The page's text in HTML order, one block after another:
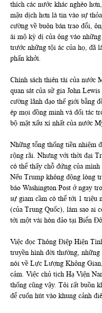
thích các nước khác nghèo
mậu dịch hơn là tin vào sự
cường về buôn bán trao đổi,
ái mộ kỳ dị của ông vào
trước những tội ác của họ, đã
phấn khởi.
Chính sách thiên tài của nước
quan sát của sử gia John
cường lãnh đạo thế giới bằng
ép mọi đồng minh và đối tác
bộ mặt xấu xí nhất của nước
Những tổng thống tiền nhiệm
rộng rãi. Nhưng với thời đại
có thể thấy chỗ đứng của
Nếu Trump không động lòng
báo Washington Post ở ngay
sự giam cầm có thể tới 1 triệu
(của Trung Quốc), làm sao ai
tới một vài hòn đảo tại Biển
Việc đọc Thông Điệp Hiện
truyền hình đời thường,
nói về Lực Lượng Không
cảm. Việc chủ tịch Hạ Viện
thống cũng vậy. Tôi rất buồn
để cuốn hút vào khung cảnh